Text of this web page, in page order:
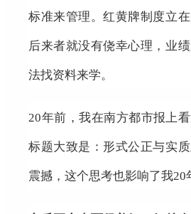
标准来管理。红黄牌制度立
后来者就没有侥幸心理，业
法找资料来学。
20年前，我在南方都市报上
标题大致是：形式公正与实
震撼，这个思考也影响了我20